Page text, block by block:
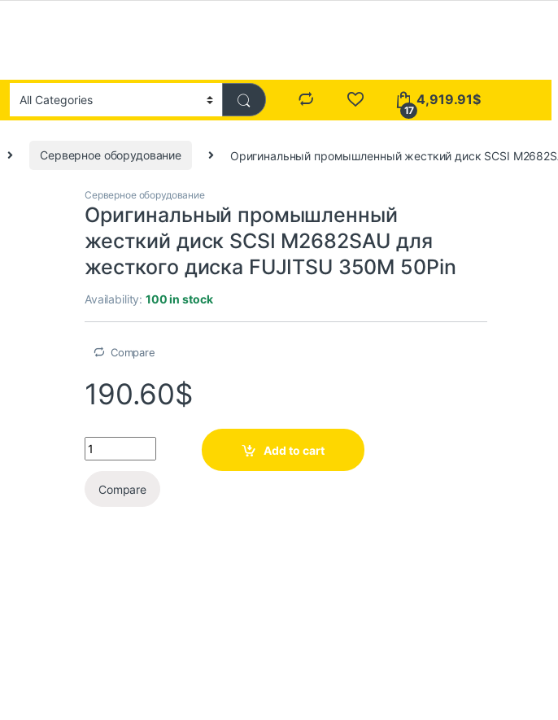
17
4,919.91$
Серверное оборудование Оригинальный промышленный жесткий диск SCSI
Серверное оборудование
Оригинальный промышленный
жесткий диск SCSI M2682SAU для
жесткого диска FUJITSU 350M 50Pin
Availability:100 in stock
Compare
190.60$
Add to cart
Compare